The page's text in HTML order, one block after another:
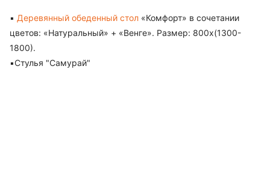
▪️ Деревянный обеденный стол «Комфорт» в сочетании
цветов: «Натуральный» + «Венге». Размер: 800х(1300-
1800).
▪️Стулья "Самурай"